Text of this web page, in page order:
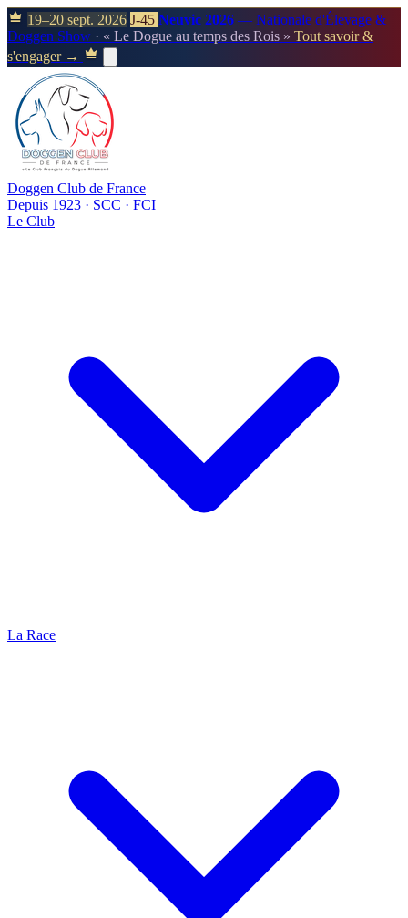
19–20 sept. 2026 J-45 Neuvic 2026 — Nationale d'Élevage &
Doggen Show · « Le Dogue au temps des Rois » Tout savoir &
s'engager →
Doggen Club de France
Depuis 1923 · SCC · FCI
Le Club
La Race